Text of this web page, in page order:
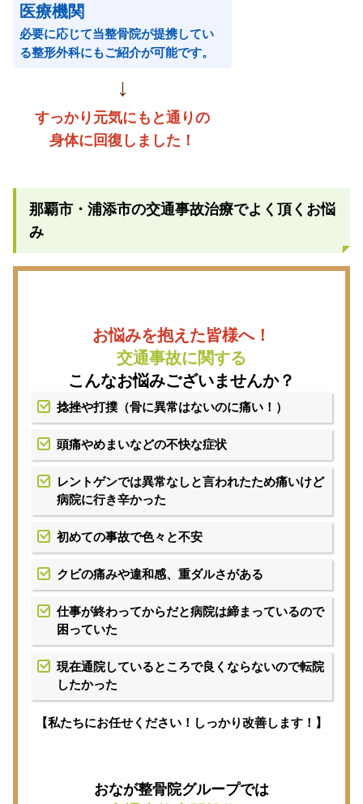
医療機関
必要に応じて当整骨院が提携してい
る整形外科にもご紹介が可能です。
↓
すっかり元気にもと通りの
身体に回復しました！
那覇市・浦添市の交通事故治療でよく頂くお悩
み
お悩みを抱えた皆様へ！
交通事故に関する
こんなお悩みございませんか？
捻挫や打撲（骨に異常はないのに痛い！）
頭痛やめまいなどの不快な症状
レントゲンでは異常なしと言われたため痛いけど
病院に行き辛かった
初めての事故で色々と不安
クビの痛みや違和感、重ダルさがある
仕事が終わってからだと病院は締まっているので
困っていた
現在通院しているところで良くならないので転院
したかった
【私たちにお任せください！しっかり改善します！】
おなが整骨院グループでは